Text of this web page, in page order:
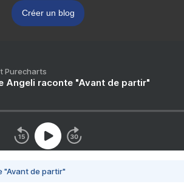
Créer un blog
Purecharts
Angeli raconte "Avant de partir"
"Avant de partir"